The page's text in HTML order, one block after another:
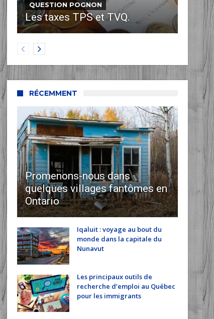
QUESTION POGNON
Les taxes TPS et TVQ.
RÉCEMMENT
Promenons-nous dans
quelques villages fantômes en
Ontario
Iqaluit : voyage au bout du
monde dans la capitale du
Nunavut
Les principaux outils de
recherche d’emploi au Québec
pour les immigrants